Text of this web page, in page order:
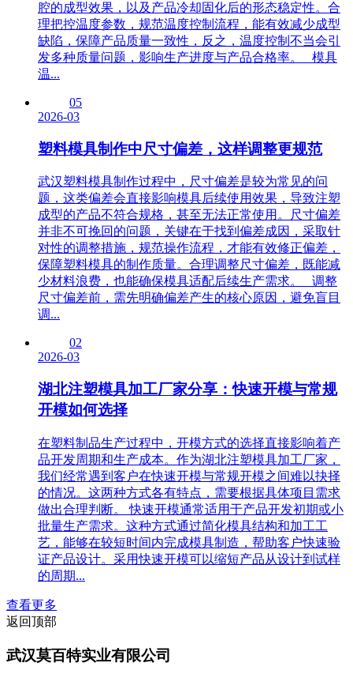
腔的成型效果，以及产品冷却固化后的形态稳定性。合
理把控温度参数，规范温度控制流程，能有效减少成型
缺陷，保障产品质量一致性，反之，温度控制不当会引
发多种质量问题，影响生产进度与产品合格率。 模具
温...
05
2026-03
塑料模具制作中尺寸偏差，这样调整更规范
武汉塑料模具制作过程中，尺寸偏差是较为常见的问
题，这类偏差会直接影响模具后续使用效果，导致注塑
成型的产品不符合规格，甚至无法正常使用。尺寸偏差
并非不可挽回的问题，关键在于找到偏差成因，采取针
对性的调整措施，规范操作流程，才能有效修正偏差，
保障塑料模具的制作质量。合理调整尺寸偏差，既能减
少材料浪费，也能确保模具适配后续生产需求。 调整
尺寸偏差前，需先明确偏差产生的核心原因，避免盲目
调...
02
2026-03
湖北注塑模具加工厂家分享：快速开模与常规
开模如何选择
在塑料制品生产过程中，开模方式的选择直接影响着产
品开发周期和生产成本。作为湖北注塑模具加工厂家，
我们经常遇到客户在快速开模与常规开模之间难以抉择
的情况。这两种方式各有特点，需要根据具体项目需求
做出合理判断。 快速开模通常适用于产品开发初期或小
批量生产需求。这种方式通过简化模具结构和加工工
艺，能够在较短时间内完成模具制造，帮助客户快速验
证产品设计。采用快速开模可以缩短产品从设计到试样
的周期...
查看更多
返回顶部
武汉莫百特实业有限公司